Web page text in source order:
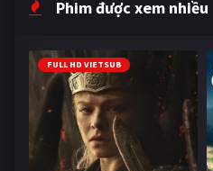
Phim được xem nhiều
FULL HD VIETSUB